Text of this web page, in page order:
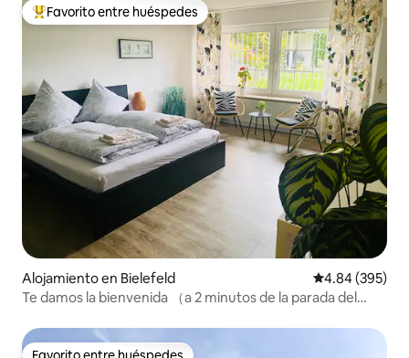
Favorito entre huéspedes preferido
Favorito entre huéspedes
Alojamiento en Bielefeld Calificación
4.84 (395)
Te damos la bienvenida （a 2 minutos de la parada del